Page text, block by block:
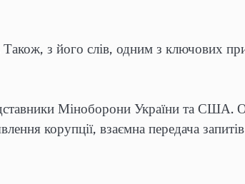
з його слів, одним з ключових
Міноборони України та США.
корупції, взаємна передача